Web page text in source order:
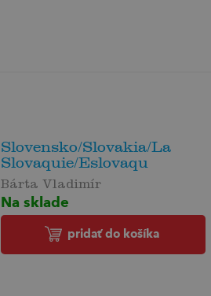
Slovensko/Slovakia/La
Slovaquie/Eslovaqu
Bárta Vladimír
Na sklade
pridať do košíka